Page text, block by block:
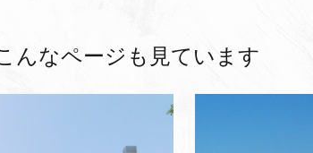
んなページも見ています